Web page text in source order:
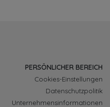
PERSÖNLICHER BEREICH
Cookies-Einstellungen
Datenschutzpolitik
Unternehmensinformationen